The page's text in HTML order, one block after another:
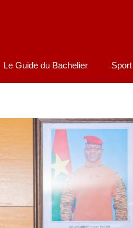
Le Guide du Bachelier Sport